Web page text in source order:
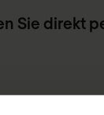
Sie direkt